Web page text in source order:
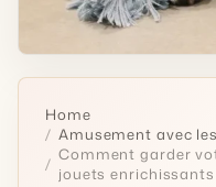
Home
Amusement avec
Comment garder
jouets enrichissants